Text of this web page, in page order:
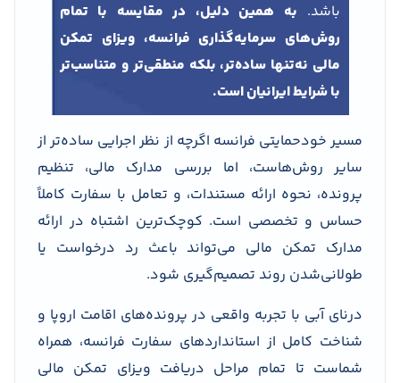
باشد. به همین دلیل، در مقایسه با تمام
روش‌های سرمایه‌گذاری فرانسه، ویزای تمکن
مالی نه‌تنها ساده‌تر، بلکه منطقی‌تر و متناسب‌تر
با شرایط ایرانیان است.
مسیر خودحمایتی فرانسه اگرچه از نظر اجرایی ساده‌تر از
سایر روش‌هاست، اما بررسی مدارک مالی، تنظیم
پرونده، نحوه ارائه مستندات، و تعامل با سفارت کاملاً
حساس و تخصصی است. کوچک‌ترین اشتباه در ارائه
مدارک تمکن مالی می‌تواند باعث رد درخواست یا
طولانی‌شدن روند تصمیم‌گیری شود.
درنای آبی با تجربه واقعی در پرونده‌های اقامت اروپا و
شناخت کامل از استانداردهای سفارت فرانسه، همراه
شماست تا تمام مراحل دریافت ویزای تمکن مالی